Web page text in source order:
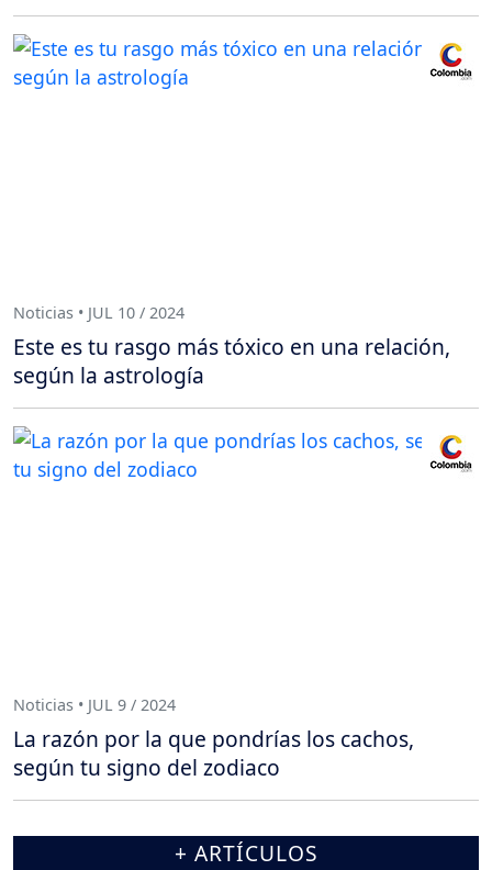
Noticias • JUL 10 / 2024
Este es tu rasgo más tóxico en una relación,
según la astrología
Noticias • JUL 9 / 2024
La razón por la que pondrías los cachos,
según tu signo del zodiaco
+ ARTÍCULOS